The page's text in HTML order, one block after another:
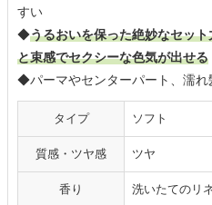
すい
◆うるおいを保った絶妙なセッ
と束感でセクシーな色気が出せる
◆パーマやセンターパート、濡れ
タイプ ソフト
質感・ツヤ感 ツヤ
香り 洗いたてのリ